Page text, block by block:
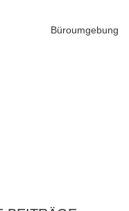
Büroumgebung